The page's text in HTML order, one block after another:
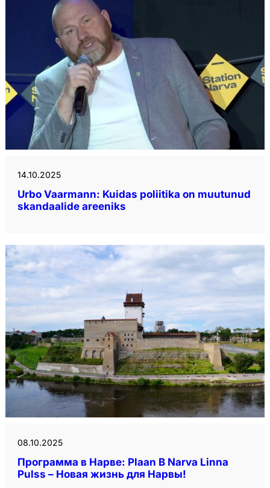
14.10.2025
Urbo Vaarmann: Kuidas poliitika on muutunud
skandaalide areeniks
08.10.2025
Программа в Нарве: Plaan B Narva Linna
Pulss – Новая жизнь для Нарвы!